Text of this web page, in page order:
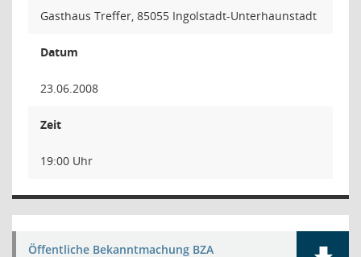
Gasthaus Treffer, 85055 Ingolstadt-Unterhaunstadt
Datum
23.06.2008
Zeit
19:00 Uhr
Öffentliche Bekanntmachung BZA